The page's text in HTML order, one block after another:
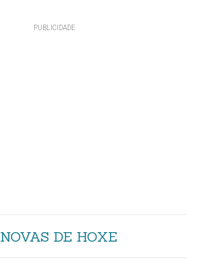
NOVAS DE HOXE